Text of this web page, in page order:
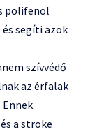
polifenol
segíti azok
szívvédő
az érfalak
Ennek
a stroke